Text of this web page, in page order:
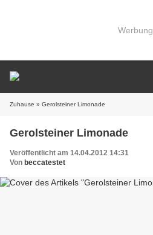
Werbung
Zuhause » Gerolsteiner Limonade
Gerolsteiner Limonade
Veröffentlicht am 14.04.2012 14:31
Von beccatestet